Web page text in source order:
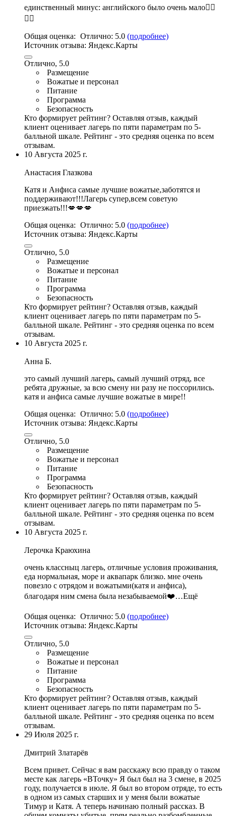
единственный минус: английского было очень мало👎🏼
👎🏼
Общая оценка: Отлично: 5.0 (подробнее)
Источник отзыва: Яндекс.Карты
Отлично, 5.0
Размещение
Вожатые и персонал
Питание
Программа
Безопасность
Кто формирует рейтинг? Оставляя отзыв, каждый
клиент оценивает лагерь по пяти параметрам по 5-
балльной шкале. Рейтинг - это средняя оценка по всем
отзывам.
10 Августа 2025 г.
Анастасия Глазкова
Катя и Анфиса самые лучшие вожатые,заботятся и
поддерживают!!!Лагерь супер,всем советую
приезжать!!!💋💋💋
Общая оценка: Отлично: 5.0 (подробнее)
Источник отзыва: Яндекс.Карты
Отлично, 5.0
Размещение
Вожатые и персонал
Питание
Программа
Безопасность
Кто формирует рейтинг? Оставляя отзыв, каждый
клиент оценивает лагерь по пяти параметрам по 5-
балльной шкале. Рейтинг - это средняя оценка по всем
отзывам.
10 Августа 2025 г.
Анна Б.
это самый лучший лагерь, самый лучший отряд, все
ребята дружные, за всю смену ни разу не поссорились.
катя и анфиса самые лучшие вожатые в мире!!
Общая оценка: Отлично: 5.0 (подробнее)
Источник отзыва: Яндекс.Карты
Отлично, 5.0
Размещение
Вожатые и персонал
Питание
Программа
Безопасность
Кто формирует рейтинг? Оставляя отзыв, каждый
клиент оценивает лагерь по пяти параметрам по 5-
балльной шкале. Рейтинг - это средняя оценка по всем
отзывам.
10 Августа 2025 г.
Лерочка Краюхина
очень классныц лагерь, отличные условия проживания,
еда нормальная, море и аквапарк близко. мне очень
повезло с отрядом и вожатыми(катя и анфиса),
благодаря ним смена была незабываемой❤️…Ещё
Общая оценка: Отлично: 5.0 (подробнее)
Источник отзыва: Яндекс.Карты
Отлично, 5.0
Размещение
Вожатые и персонал
Питание
Программа
Безопасность
Кто формирует рейтинг? Оставляя отзыв, каждый
клиент оценивает лагерь по пяти параметрам по 5-
балльной шкале. Рейтинг - это средняя оценка по всем
отзывам.
29 Июля 2025 г.
Дмитрий Златарёв
Всем привет. Сейчас я вам расскажу всю правду о таком
месте как лагерь «ВТочку» Я был был на 3 смене, в 2025
году, получается в июле. Я был во втором отряде, то есть
в одном из самых старших и у меня были вожатые
Тимур и Катя. А теперь начинаю полный рассказ. В